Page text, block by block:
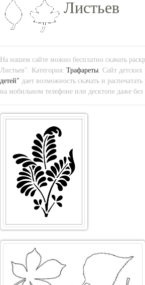
Листьев
На нашем сайте можно бесплатно скачать
Листьев". Категория: Трафареты. Сайт детских
детей" дает возможность скачать и
на мобильном телефоне или десктопе даже без